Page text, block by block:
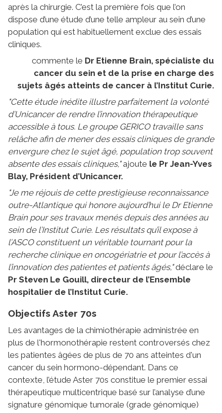
après la chirurgie. C’est la première fois que l’on
dispose d’une étude d’une telle ampleur au sein d’une
population qui est habituellement exclue des essais
cliniques.
commente le Dr Etienne Brain, spécialiste du
cancer du sein et de la prise en charge des
sujets âgés atteints de cancer à l’Institut Curie.
"Cette étude inédite illustre parfaitement la volonté
d’Unicancer de rendre l’innovation thérapeutique
accessible à tous. Le groupe GERICO travaille sans
relâche afin de mener des essais cliniques de grande
envergure chez le sujet âgé, population trop souvent
absente des essais cliniques,"ajoute le Pr Jean-Yves
Blay, Président d’Unicancer.
"Je me réjouis de cette prestigieuse reconnaissance
outre-Atlantique qui honore aujourd’hui le Dr Etienne
Brain pour ses travaux menés depuis des années au
sein de l’Institut Curie. Les résultats qu’il expose à
l’ASCO constituent un véritable tournant pour la
recherche clinique en oncogériatrie et pour l’accès à
l’innovation des patientes et patients âgés,"déclare le
Pr Steven Le Gouill, directeur de l’Ensemble
hospitalier de l’Institut Curie.
Objectifs Aster 70s
Les avantages de la chimiothérapie administrée en
plus de l'hormonothérapie restent controversés chez
les patientes âgées de plus de 70 ans atteintes d'un
cancer du sein hormono-dépendant. Dans ce
contexte, l’étude Aster 70s constitue le premier essai
thérapeutique multicentrique basé sur l’analyse d’une
signature génomique tumorale (grade génomique)